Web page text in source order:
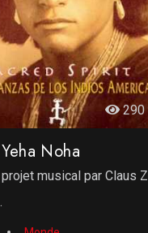
290
Noha
musical par Claus